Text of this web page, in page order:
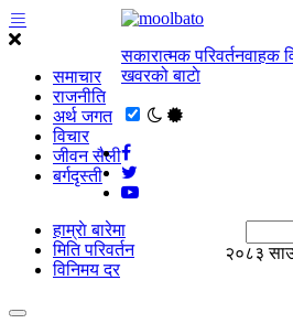
समाचार
राजनीति
अर्थ जगत
विचार
जीवन सैली
बर्गदृस्ती
सकारात्मक परिवर्तनवाहक
खवरको बाटाे
२०८३
हाम्राे बारेमा
मिति परिवर्तन
विनिमय दर